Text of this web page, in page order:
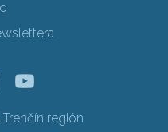
región